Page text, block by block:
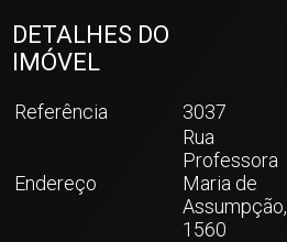
DETALHES DO
IMÓVEL
Referência 3037
Endereço
Rua
Professora
Maria de
Assumpção,
1560